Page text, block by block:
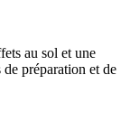
au sol et une
préparation et de